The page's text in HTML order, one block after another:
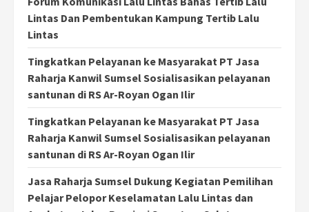
Lintas Dan Pembentukan Kampung Tertib Lalu
Lintas
Tingkatkan Pelayanan ke Masyarakat PT Jasa
Raharja Kanwil Sumsel Sosialisasikan pelayanan
santunan di RS Ar-Royan Ogan Ilir
Tingkatkan Pelayanan ke Masyarakat PT Jasa
Raharja Kanwil Sumsel Sosialisasikan pelayanan
santunan di RS Ar-Royan Ogan Ilir
Jasa Raharja Sumsel Dukung Kegiatan Pemilihan
Pelajar Pelopor Keselamatan Lalu Lintas dan